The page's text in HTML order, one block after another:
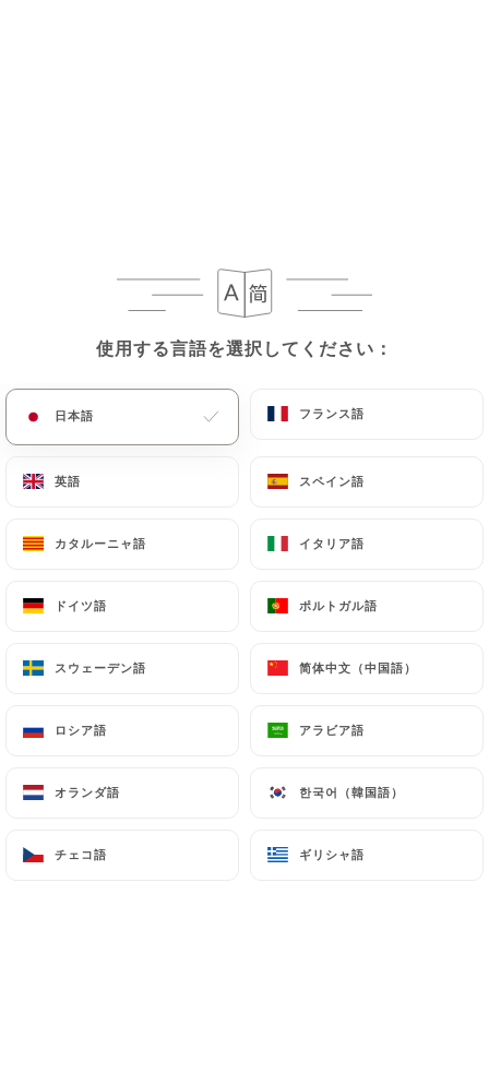
使用する言語を選択してください：
日本語 フランス語
英語 スペイン語
カタルーニャ語 イタリア語
ドイツ語 ポルトガル語
スウェーデン語 简体中文（中国語）
ロシア語 アラビア語
オランダ語 한국어（韓国語）
チェコ語 ギリシャ語
使用する言語を選択してください：
日本語 フランス語
英語 スペイン語
カタルーニャ語 イタリア語
ドイツ語 ポルトガル語
スウェーデン語 简体中文（中国語）
ロシア語 アラビア語
オランダ語 한국어（韓国語）
チェコ語 ギリシャ語